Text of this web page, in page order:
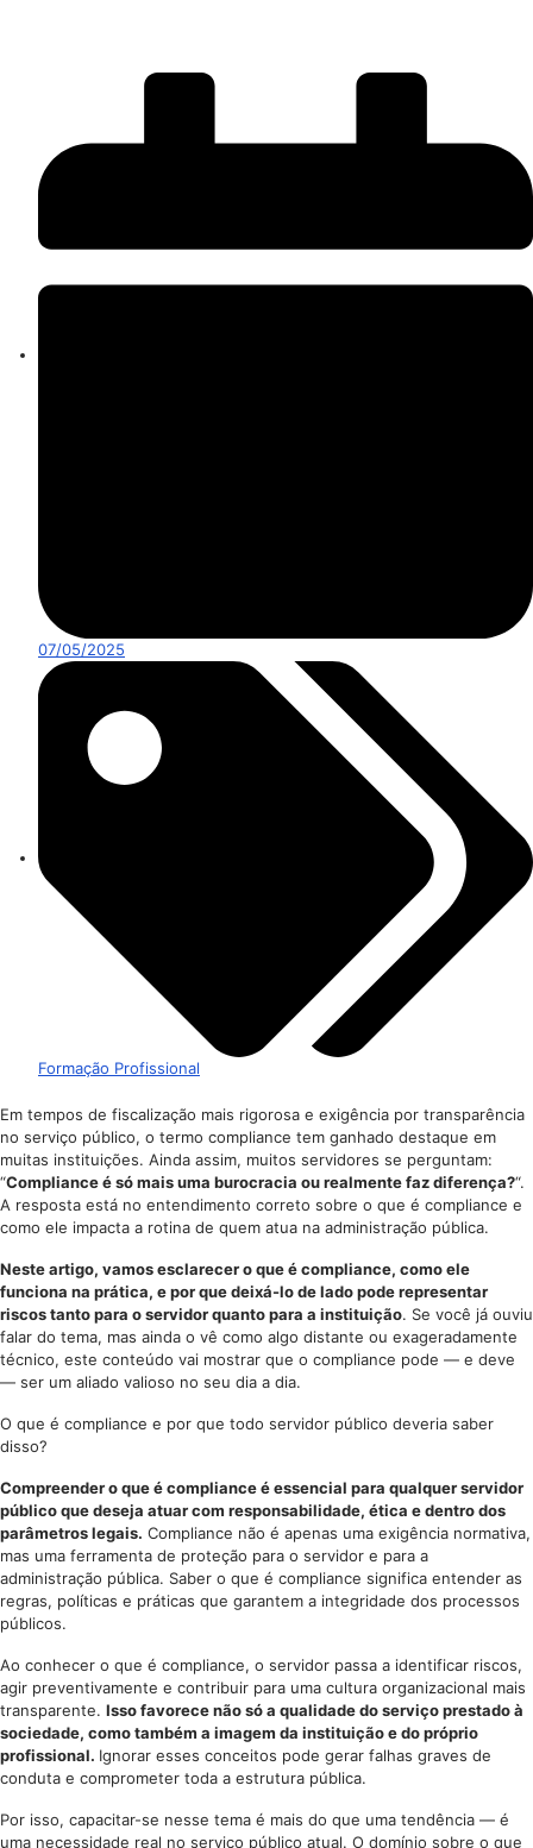
07/05/2025
Formação Profissional
Em tempos de fiscalização mais rigorosa e exigência por transparência
no serviço público, o termo compliance tem ganhado destaque em
muitas instituições. Ainda assim, muitos servidores se perguntam:
“Compliance é só mais uma burocracia ou realmente faz diferença?“.
A resposta está no entendimento correto sobre o que é compliance e
como ele impacta a rotina de quem atua na administração pública.
Neste artigo, vamos esclarecer o que é compliance, como ele
funciona na prática, e por que deixá-lo de lado pode representar
riscos tanto para o servidor quanto para a instituição. Se você já ouviu
falar do tema, mas ainda o vê como algo distante ou exageradamente
técnico, este conteúdo vai mostrar que o compliance pode — e deve
— ser um aliado valioso no seu dia a dia.
O que é compliance e por que todo servidor público deveria saber
disso?
Compreender o que é compliance é essencial para qualquer servidor
público que deseja atuar com responsabilidade, ética e dentro dos
parâmetros legais. Compliance não é apenas uma exigência normativa,
mas uma ferramenta de proteção para o servidor e para a
administração pública. Saber o que é compliance significa entender as
regras, políticas e práticas que garantem a integridade dos processos
públicos.
Ao conhecer o que é compliance, o servidor passa a identificar riscos,
agir preventivamente e contribuir para uma cultura organizacional mais
transparente. Isso favorece não só a qualidade do serviço prestado à
sociedade, como também a imagem da instituição e do próprio
profissional. Ignorar esses conceitos pode gerar falhas graves de
conduta e comprometer toda a estrutura pública.
Por isso, capacitar-se nesse tema é mais do que uma tendência — é
uma necessidade real no serviço público atual. O domínio sobre o que